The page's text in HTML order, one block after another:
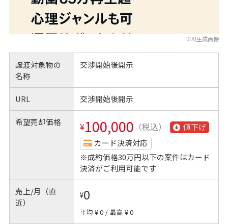
※AI生成画像
譲渡対象物の
名称
交渉開始後開示
URL 交渉開始後開示
希望売却価格 ¥100,000 （税込）
値下げ
カード決済対応
※成約価格30万円以下の案件はカード
決済がご利用可能です
売上/月（直
近）
¥0
平均 ¥ 0 / 最高 ¥ 0